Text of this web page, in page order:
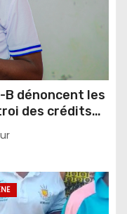
B dénoncent les
des crédits